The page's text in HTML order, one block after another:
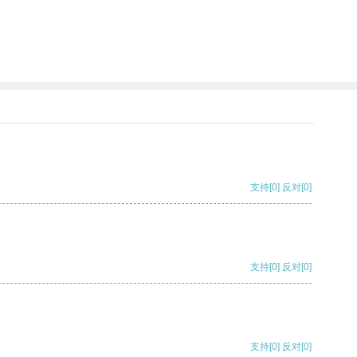
支持[0] 反对[0]
支持[0] 反对[0]
支持[0] 反对[0]